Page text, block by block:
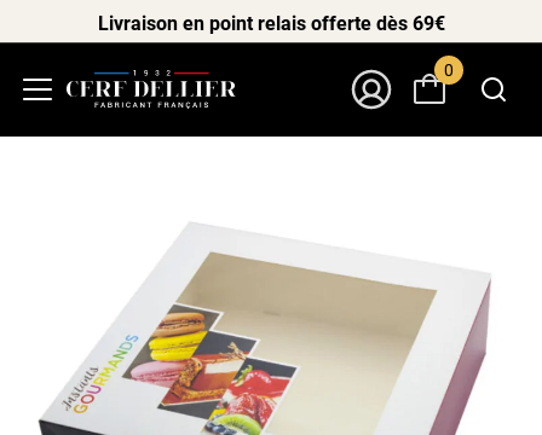
Livraison en point relais offerte dès 69€
0